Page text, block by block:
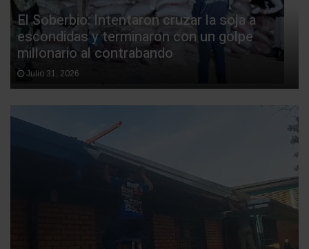
El Soberbio: Intentaron cruzar la soja a
escondidas y terminaron con un golpe
millonario al contrabando
Julio 31, 2026